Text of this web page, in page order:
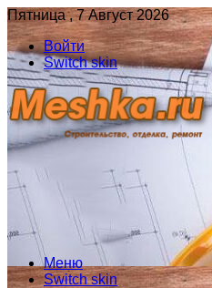
Пятница , 7 Август 2026
Войти
Switch skin
Меню
Switch skin